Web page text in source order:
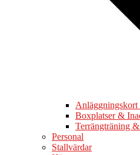
Boxplatser &
Terrängträning
Personal
Stallvärdar